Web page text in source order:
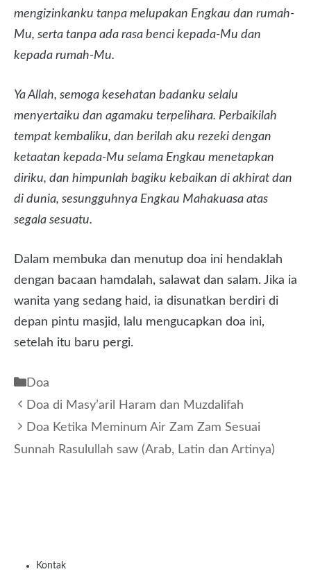
mengizinkanku tanpa melupakan Engkau dan rumah-
Mu, serta tanpa ada rasa benci kepada-Mu dan
kepada rumah-Mu.
Ya Allah, semoga kesehatan badanku selalu
menyertaiku dan agamaku terpelihara. Perbaikilah
tempat kembaliku, dan berilah aku rezeki dengan
ketaatan kepada-Mu selama Engkau menetapkan
diriku, dan himpunlah bagiku kebaikan di akhirat dan
di dunia, sesungguhnya Engkau Mahakuasa atas
segala sesuatu.
Dalam membuka dan menutup doa ini hendaklah
dengan bacaan hamdalah, salawat dan salam. Jika ia
wanita yang sedang haid, ia disunatkan berdiri di
depan pintu masjid, lalu mengucapkan doa ini,
setelah itu baru pergi.
Kategori
Doa
Doa di Masy’aril Haram dan Muzdalifah
Doa Ketika Meminum Air Zam Zam Sesuai
Sunnah Rasulullah saw (Arab, Latin dan Artinya)
Kontak